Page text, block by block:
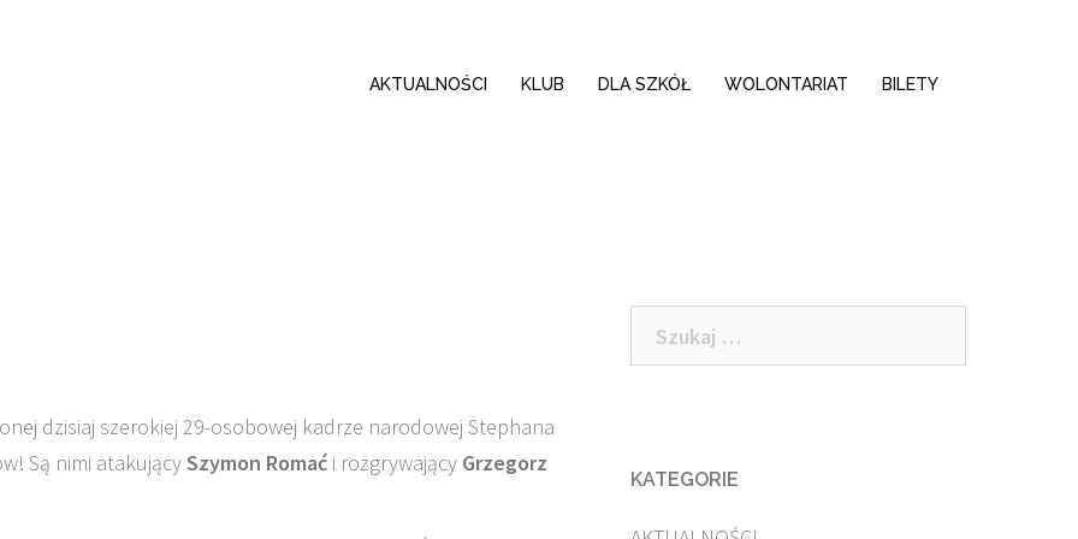
AKTUALNOŚCI KLUB DLA SZKÓŁ WOLONTARIAT BILETY
dzisiaj szerokiej 29-osobowej kadrze narodowej Stephana
Są nimi atakującySzymon Romać i rozgrywający Grzegorz
Szukaj:
KATEGORIE